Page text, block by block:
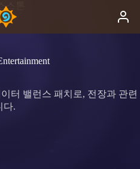
스톤
터 밸런스 패치로, 전장과 관련
다.